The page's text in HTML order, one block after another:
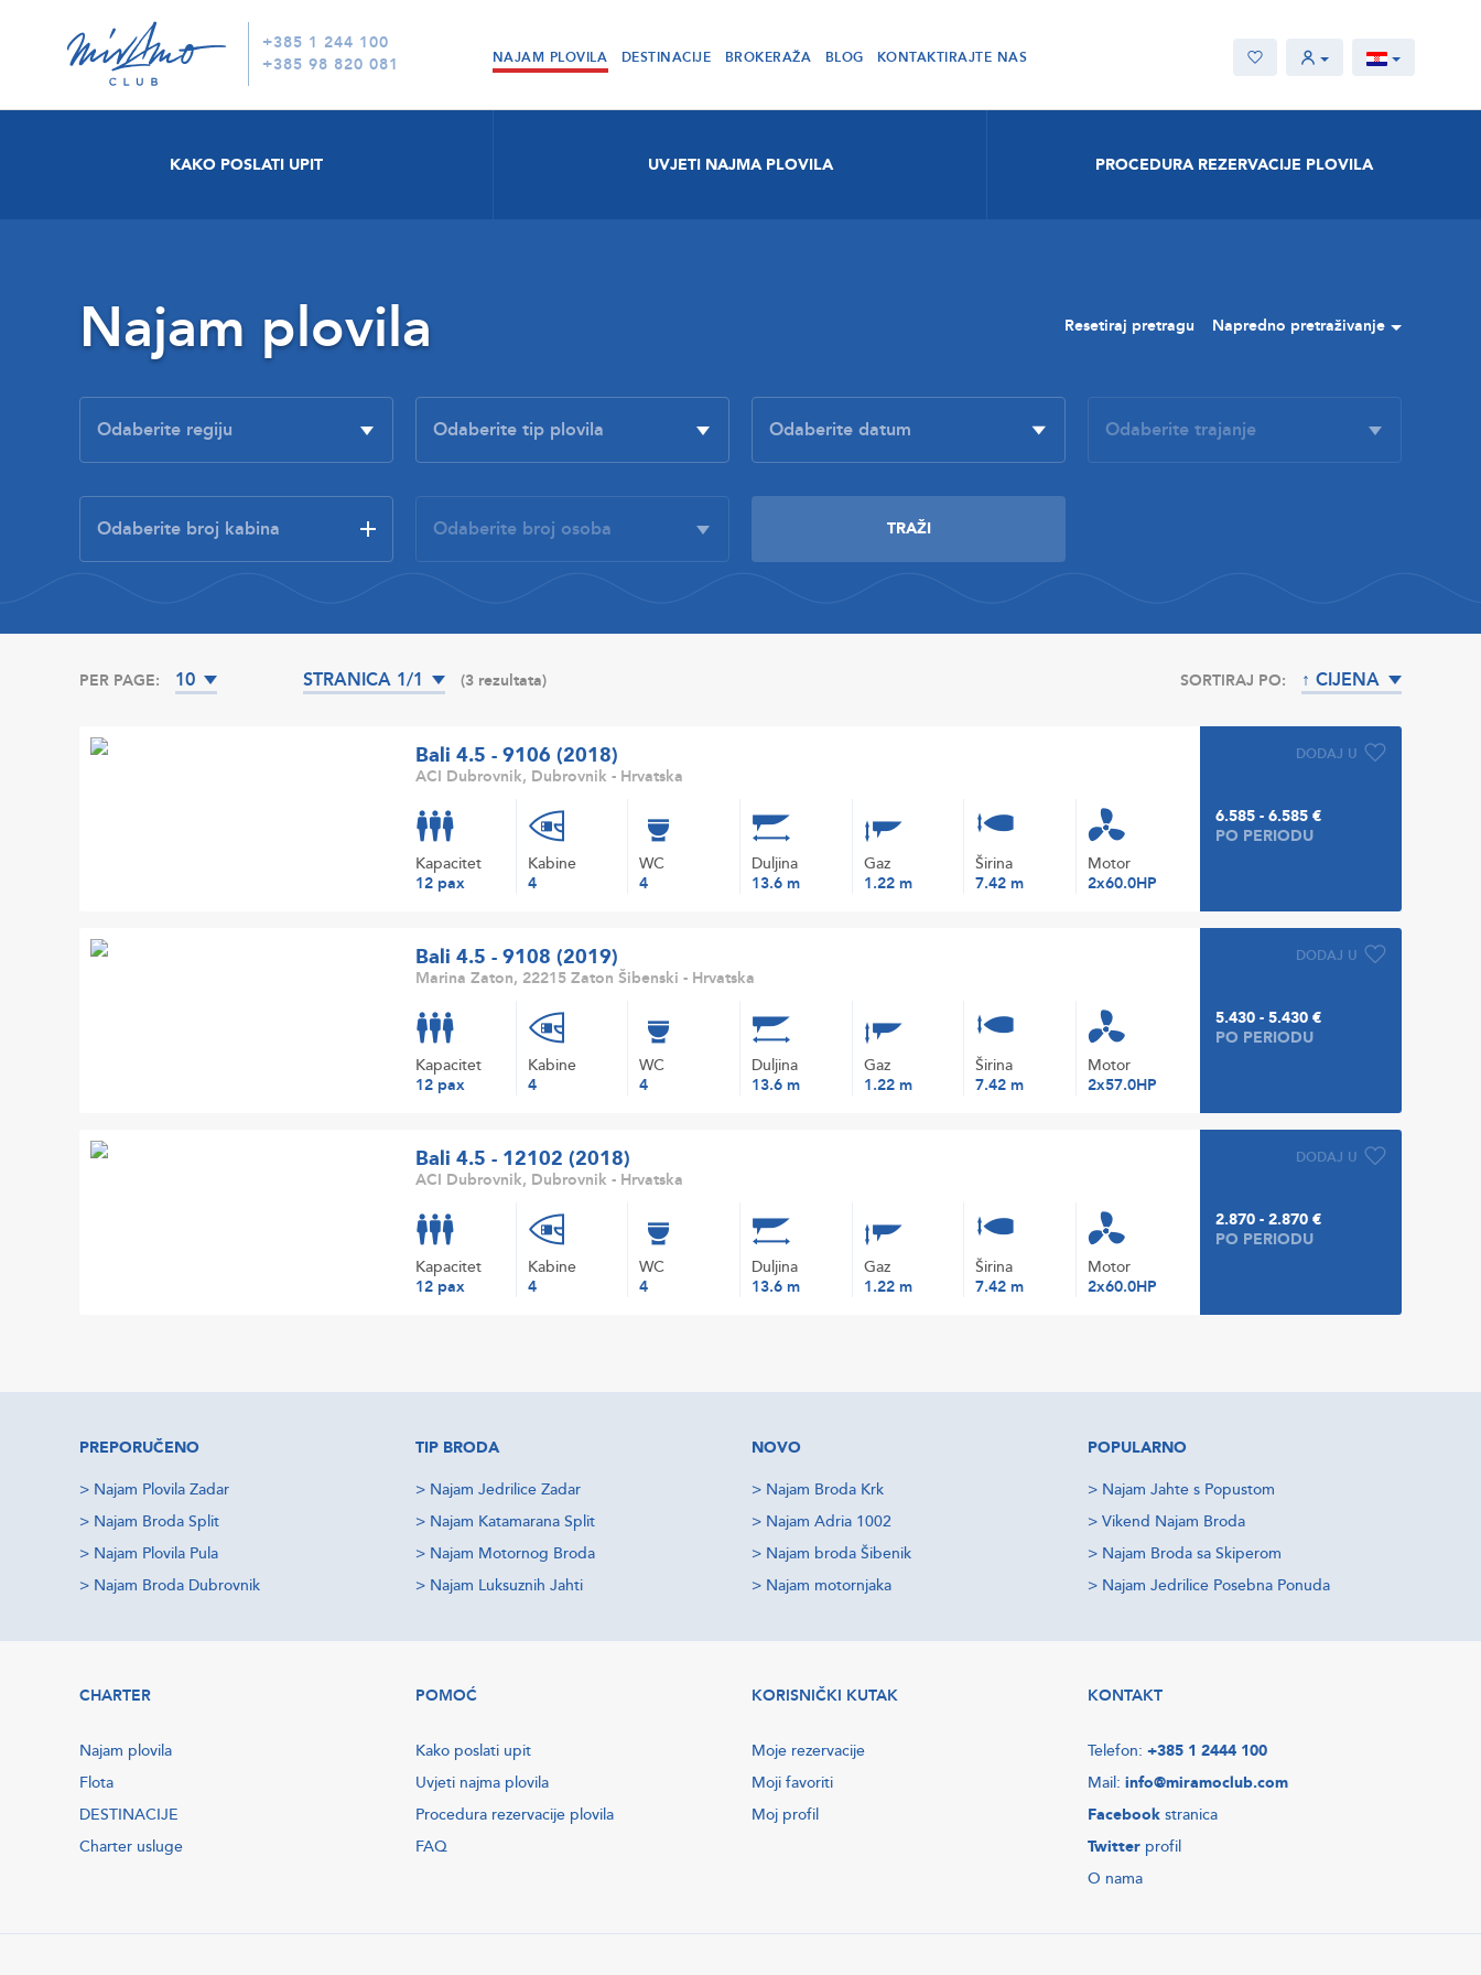
+385 1 244 100
+385 98 820 081
NAJAM PLOVILA DESTINACIJE BROKERAŽA BLOG KONTAKTIRAJTE NAS
KAKO POSLATI UPIT UVJETI NAJMA PLOVILA PROCEDURA REZERVACIJE PLOVILA
Najam plovila Resetiraj pretragu Napredno pretraživanje
PER PAGE: 10 STRANICA 1/1 (3 rezultata) SORTIRAJ PO: ↑ CIJENA
Bali 4.5 - 9106 (2018)
ACI Dubrovnik, Dubrovnik - Hrvatska
Kapacitet
12 pax
Kabine
4
WC
4
Duljina
13.6 m
Gaz
1.22 m
Širina
7.42 m
Motor
2x60.0HP
DODAJ U
6.585 - 6.585 €
PO PERIODU
Bali 4.5 - 9108 (2019)
Marina Zaton, 22215 Zaton Šibenski - Hrvatska
Kapacitet
12 pax
Kabine
4
WC
4
Duljina
13.6 m
Gaz
1.22 m
Širina
7.42 m
Motor
2x57.0HP
DODAJ U
5.430 - 5.430 €
PO PERIODU
Bali 4.5 - 12102 (2018)
ACI Dubrovnik, Dubrovnik - Hrvatska
Kapacitet
12 pax
Kabine
4
WC
4
Duljina
13.6 m
Gaz
1.22 m
Širina
7.42 m
Motor
2x60.0HP
DODAJ U
2.870 - 2.870 €
PO PERIODU
PREPORUČENO
> Najam Plovila Zadar
> Najam Broda Split
> Najam Plovila Pula
> Najam Broda Dubrovnik
TIP BRODA
> Najam Jedrilice Zadar
> Najam Katamarana Split
> Najam Motornog Broda
> Najam Luksuznih Jahti
NOVO
> Najam Broda Krk
> Najam Adria 1002
> Najam broda Šibenik
> Najam motornjaka
POPULARNO
> Najam Jahte s Popustom
> Vikend Najam Broda
> Najam Broda sa Skiperom
> Najam Jedrilice Posebna Ponuda
CHARTER
Najam plovila
Flota
DESTINACIJE
Charter usluge
POMOĆ
Kako poslati upit
Uvjeti najma plovila
Procedura rezervacije plovila
FAQ
KORISNIČKI KUTAK
Moje rezervacije
Moji favoriti
Moj profil
KONTAKT
Telefon: +385 1 2444 100
Mail: info@miramoclub.com
Facebook stranica
Twitter profil
O nama